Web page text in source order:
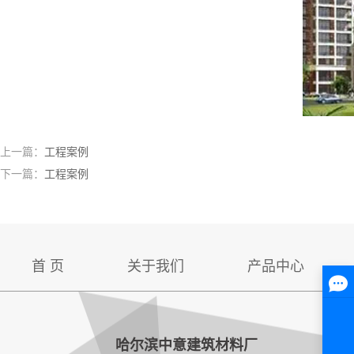
上一篇： 工程案例
下一篇： 工程案例
首 页 关于我们 产品中心
哈尔滨中意建筑材料厂